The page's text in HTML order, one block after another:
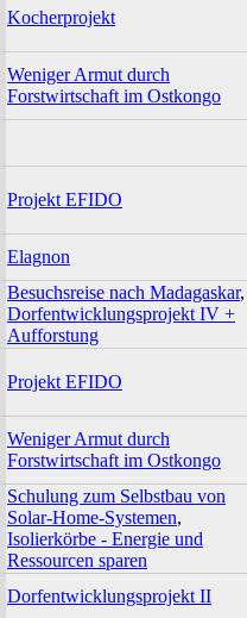
Kocherprojekt
Weniger Armut durch
Forstwirtschaft im Ostkongo
Projekt EFIDO
Elagnon
Besuchsreise nach Madagaskar,
Dorfentwicklungsprojekt IV +
Aufforstung
Projekt EFIDO
Weniger Armut durch
Forstwirtschaft im Ostkongo
Schulung zum Selbstbau von
Solar-Home-Systemen,
Isolierkörbe - Energie und
Ressourcen sparen
Dorfentwicklungsprojekt II